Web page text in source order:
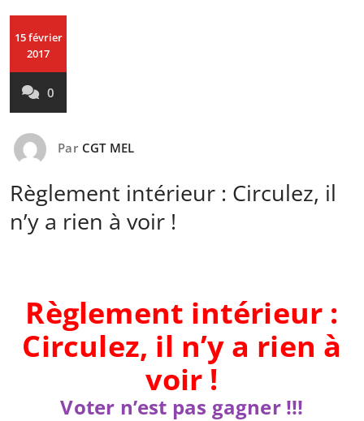
15 février
2017
0
Par CGT MEL
Règlement intérieur : Circulez, il
n’y a rien à voir !
Règlement intérieur :
Circulez, il n’y a rien à
voir !
Voter n’est pas gagner !!!